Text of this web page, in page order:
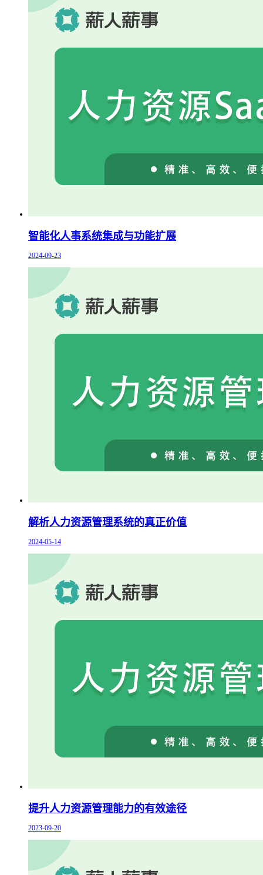
智能化人事系统集成与功能扩展
2024-09-23
解析人力资源管理系统的真正价值
2024-05-14
提升人力资源管理能力的有效途径
2023-09-20